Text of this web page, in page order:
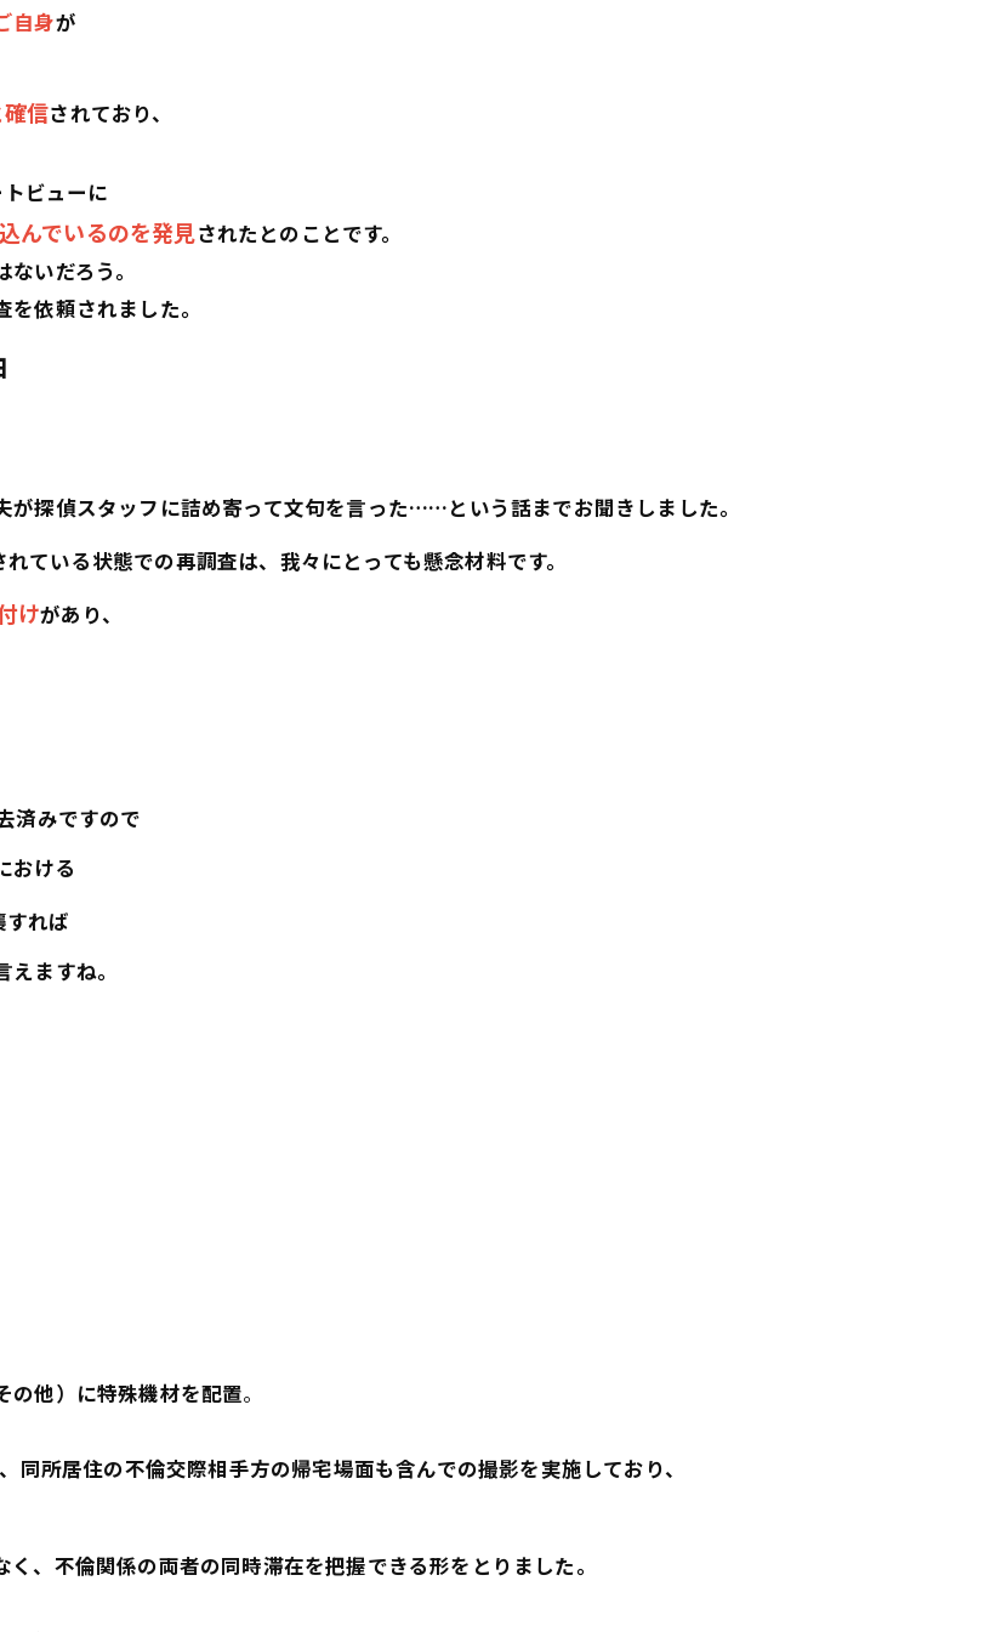
自身が
信されており、
ビューに
んでいるのを発見されたとのことです。
いだろう。
依頼されました。
探偵スタッフに詰め寄って文句を言った……という話までお聞きしました。
れている状態での再調査は、我々にとっても懸念材料です。
けがあり、
済みですので
おける
すれば
ますね。
の他）に特殊機材を配置。
所居住の不倫交際相手方の帰宅場面も含んでの撮影を実施しており、
、不倫関係の両者の同時滞在を把握できる形をとりました。